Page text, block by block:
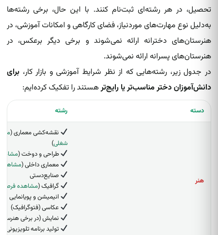
تحصیل، در هر رشته‌ای ثبت‌نام کنند. با این حال، برخی رشته‌ها
به‌دلیل نوع مهارت‌های موردنیاز، فضای کارگاهی و امکانات آموزشی، در
هنرستان‌های دخترانه ارائه نمی‌شوند و برخی دیگر برعکس، در
هنرستان‌های پسرانه ارائه نمی‌شوند.
در جدول زیر، رشته‌هایی که از نظر شرایط آموزشی و بازار کار، برای
دانش‌آموزان دختر مناسب‌تر یا رایج‌ترهستند را تفکیک کرده‌ایم:
دسته رشته
هنر
نقشه‌کشی معماری (
شغلی)
طراحی و دوخت (
معماری داخلی (
صنایع‌دستی
گرافیک (مشاهده
انیمیشن و پویانمایی
عکاسی (فتوگرافیک)
نمایش (در برخی
تولید برنامه